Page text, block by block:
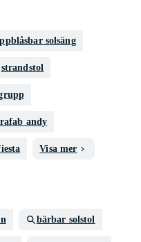
solsäng
strandstol
andy
Visa mer
bärbar solstol